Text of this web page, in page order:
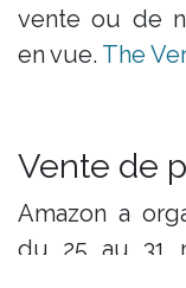
vente ou de
en vue. ​ The
Vente de
Amazon a
du 25 au 31